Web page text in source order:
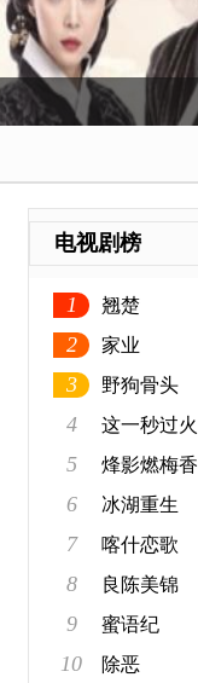
电视剧榜
1 翘楚
2 家业
3 野狗骨头
4 这一秒过火
5 烽影燃梅香
6 冰湖重生
7 喀什恋歌
8 良陈美锦
9 蜜语纪
10 除恶